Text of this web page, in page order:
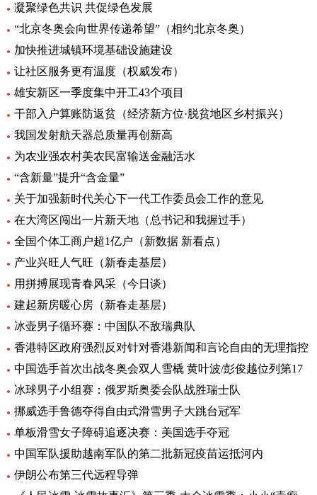
凝聚绿色共识 共促绿色发展
“北京冬奥会向世界传递希望”（相约北京冬奥）
加快推进城镇环境基础设施建设
让社区服务更有温度（权威发布）
雄安新区一季度集中开工43个项目
干部入户算账防返贫（经济新方位·脱贫地区乡村振兴）
我国发射航天器总质量再创新高
为农业强农村美农民富输送金融活水
“含新量”提升“含金量”
关于加强新时代关心下一代工作委员会工作的意见
在大湾区闯出一片新天地（总书记和我握过手）
全国个体工商户超1亿户（新数据 新看点）
产业兴旺人气旺（新春走基层）
用拼搏展现青春风采（今日谈）
建起新房暖心房（新春走基层）
冰壶男子循环赛：中国队不敌瑞典队
香港特区政府强烈反对针对香港新闻和言论自由的无理指控
中国选手首次出战冬奥会双人雪橇 黄叶波/彭俊越位列第17
冰球男子小组赛：俄罗斯奥委会队战胜瑞士队
挪威选手鲁德夺得自由式滑雪男子大跳台冠军
单板滑雪女子障碍追逐决赛：美国选手夺冠
中国军队援助越南军队的第二批新冠疫苗运抵河内
伊朗公布第三代远程导弹